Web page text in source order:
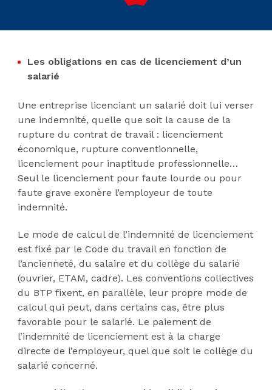
Les obligations en cas de licenciement d’un
salarié
Une entreprise licenciant un salarié doit lui verser
une indemnité, quelle que soit la cause de la
rupture du contrat de travail : licenciement
économique, rupture conventionnelle,
licenciement pour inaptitude professionnelle…
Seul le licenciement pour faute lourde ou pour
faute grave exonère l’employeur de toute
indemnité.
Le mode de calcul de l’indemnité de licenciement
est fixé par le Code du travail en fonction de
l’ancienneté, du salaire et du collège du salarié
(ouvrier, ETAM, cadre). Les conventions collectives
du BTP fixent, en parallèle, leur propre mode de
calcul qui peut, dans certains cas, être plus
favorable pour le salarié. Le paiement de
l’indemnité de licenciement est à la charge
directe de l’employeur, quel que soit le collège du
salarié concerné.